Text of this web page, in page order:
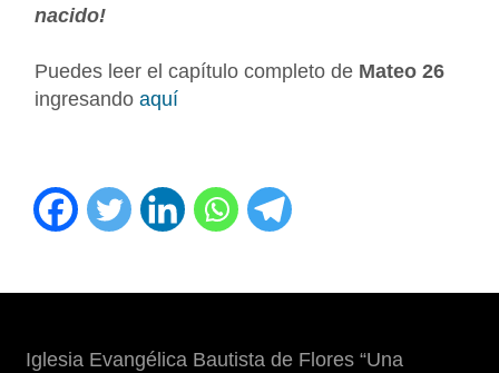
nacido!
Puedes leer el capítulo completo de Mateo 26
ingresandoaquí
Iglesia Evangélica Bautista de Flores “Una